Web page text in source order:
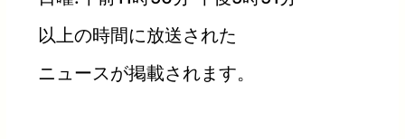
以上の時間に放送された
ニュースが掲載されます。